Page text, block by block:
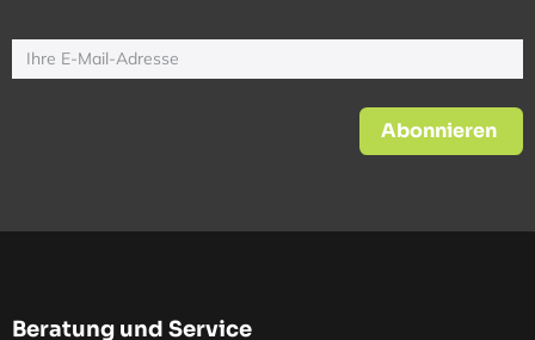
Abonnieren
Beratung und Service